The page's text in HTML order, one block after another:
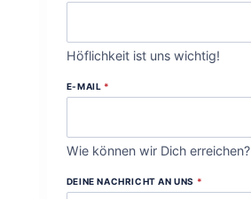
Höflichkeit ist uns wichtig!
E-MAIL *
Wie können wir Dich erreichen?
DEINE NACHRICHT AN UNS *